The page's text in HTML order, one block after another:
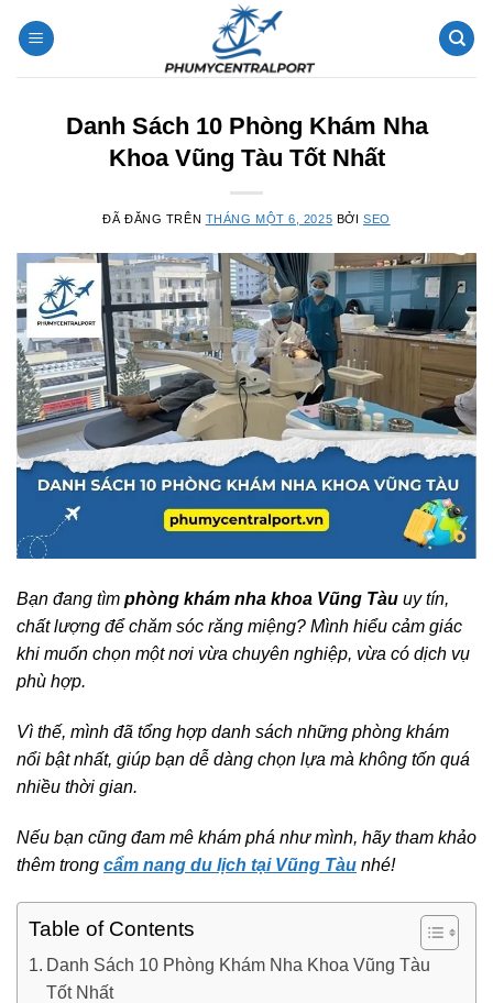
đến
Danh Sách 10 Phòng Khám Nha
Khoa Vũng Tàu Tốt Nhất
ĐÃ ĐĂNG TRÊN THÁNG MỘT 6, 2025 BỞI SEO
Bạn đang tìm phòng khám nha khoa Vũng Tàu uy tín,
chất lượng để chăm sóc răng miệng? Mình hiểu cảm giác
khi muốn chọn một nơi vừa chuyên nghiệp, vừa có dịch vụ
phù hợp.
Vì thế, mình đã tổng hợp danh sách những phòng khám
nổi bật nhất, giúp bạn dễ dàng chọn lựa mà không tốn quá
nhiều thời gian.
Nếu bạn cũng đam mê khám phá như mình, hãy tham khảo
thêm trong cẩm nang du lịch tại Vũng Tàu nhé!
Table of Contents
Danh Sách 10 Phòng Khám Nha Khoa Vũng Tàu
Tốt Nhất